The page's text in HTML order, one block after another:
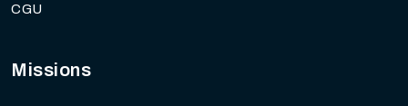
CGU
Missions